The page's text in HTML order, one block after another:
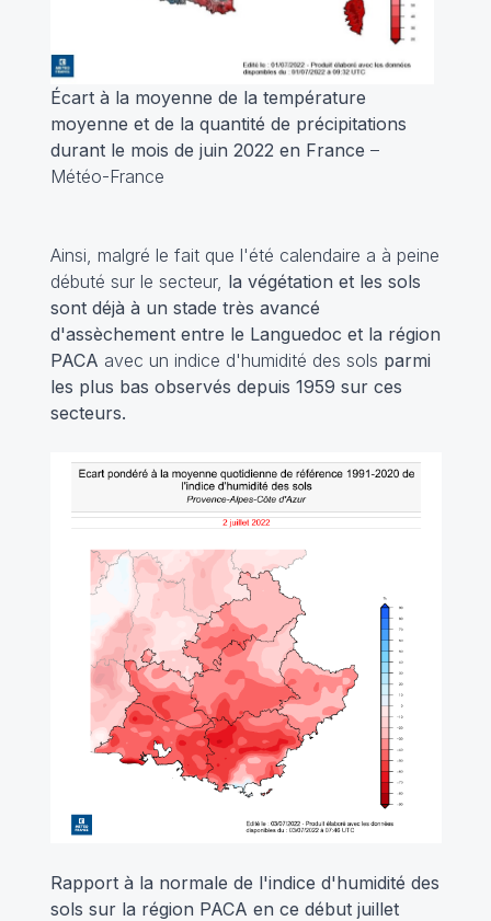
Écart à la moyenne de la température
moyenne et de la quantité de précipitations
durant le mois de juin 2022 en France –
Météo-France
Ainsi, malgré le fait que l'été calendaire a à peine
débuté sur le secteur, la végétation et les sols
sont déjà à un stade très avancé
d'assèchement entre le Languedoc et la région
PACA avec un indice d'humidité des sols parmi
les plus bas observés depuis 1959 sur ces
secteurs.
Rapport à la normale de l'indice d'humidité des
sols sur la région PACA en ce début juillet